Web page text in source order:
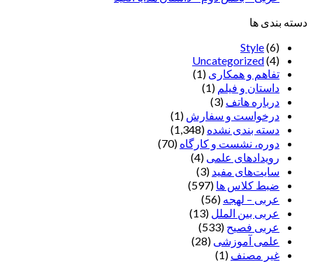
دسته بندی ها
Style(6)
Uncategorized(4)
تفاهم و همکاری (1)
داستان و فیلم (1)
درباره هاتف (3)
درخواست و سفارش (1)
دسته بندی نشده (1,348)
دوره، نشست و کارگاه (70)
رویدادهای علمی (4)
سایت‌های مفید (3)
ضبط کلاس ها (597)
عربی – لهجه (56)
عربی بین الملل (13)
عربی فصیح (533)
علمی آموزشی (28)
غير مصنف (1)